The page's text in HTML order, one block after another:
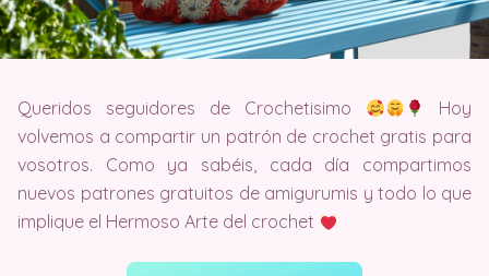
Queridos seguidores de Crochetisimo
Hoy
volvemos a compartir un patrón de crochet gratis para
vosotros. Como ya sabéis, cada día compartimos
nuevos patrones gratuitos de amigurumis y todo lo que
implique el Hermoso Arte del crochet